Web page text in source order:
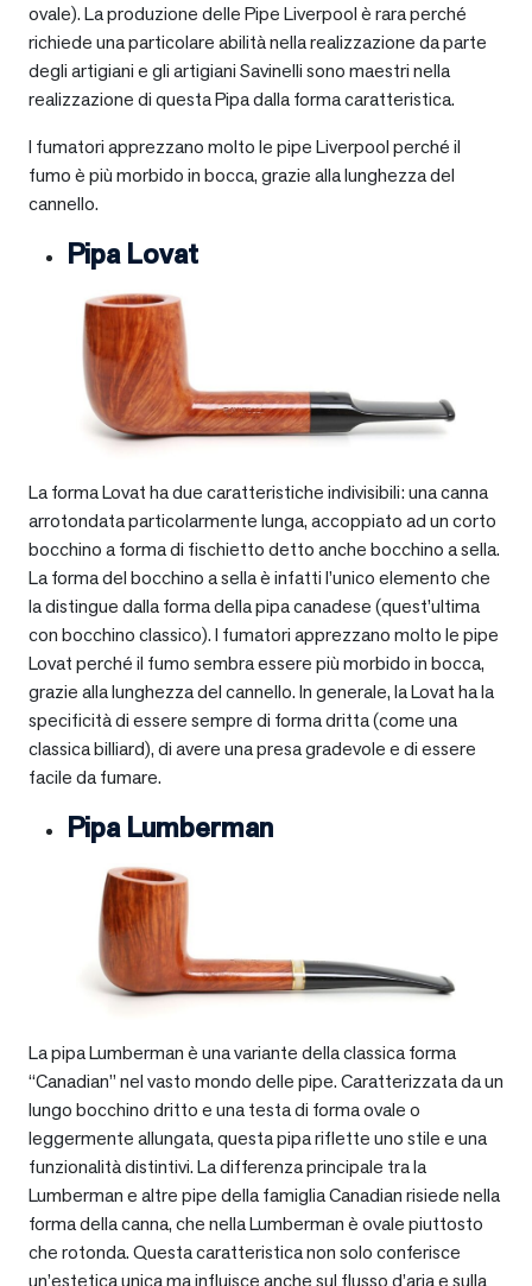
ovale). La produzione delle Pipe Liverpool è rara perché
richiede una particolare abilità nella realizzazione da parte
degli artigiani e gli artigiani Savinelli sono maestri nella
realizzazione di questa Pipa dalla forma caratteristica.
I fumatori apprezzano molto le pipe Liverpool perché il
fumo è più morbido in bocca, grazie alla lunghezza del
cannello.
Pipa Lovat
La forma Lovat ha due caratteristiche indivisibili: una canna
arrotondata particolarmente lunga, accoppiato ad un corto
bocchino a forma di fischietto detto anche bocchino a sella.
La forma del bocchino a sella è infatti l’unico elemento che
la distingue dalla forma della pipa canadese (quest’ultima
con bocchino classico). I fumatori apprezzano molto le pipe
Lovat perché il fumo sembra essere più morbido in bocca,
grazie alla lunghezza del cannello. In generale, la Lovat ha la
specificità di essere sempre di forma dritta (come una
classica billiard), di avere una presa gradevole e di essere
facile da fumare.
Pipa Lumberman
La pipa Lumberman è una variante della classica forma
“Canadian” nel vasto mondo delle pipe. Caratterizzata da un
lungo bocchino dritto e una testa di forma ovale o
leggermente allungata, questa pipa riflette uno stile e una
funzionalità distintivi. La differenza principale tra la
Lumberman e altre pipe della famiglia Canadian risiede nella
forma della canna, che nella Lumberman è ovale piuttosto
che rotonda. Questa caratteristica non solo conferisce
un’estetica unica ma influisce anche sul flusso d’aria e sulla